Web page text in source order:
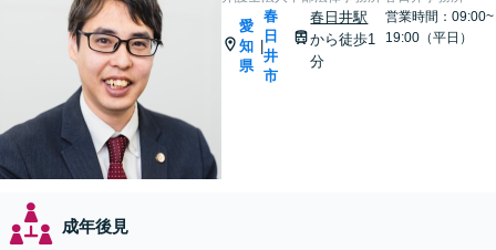
愛
知
県
春
日
井
市
春日井駅
から徒歩1
分
営業時間：09:00~
19:00（平日）
成年後見